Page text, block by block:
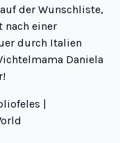
der Wunschliste,
nach einer
durch Italien
Daniela
|